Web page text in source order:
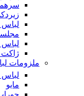
ملزومات
لباس
مایو